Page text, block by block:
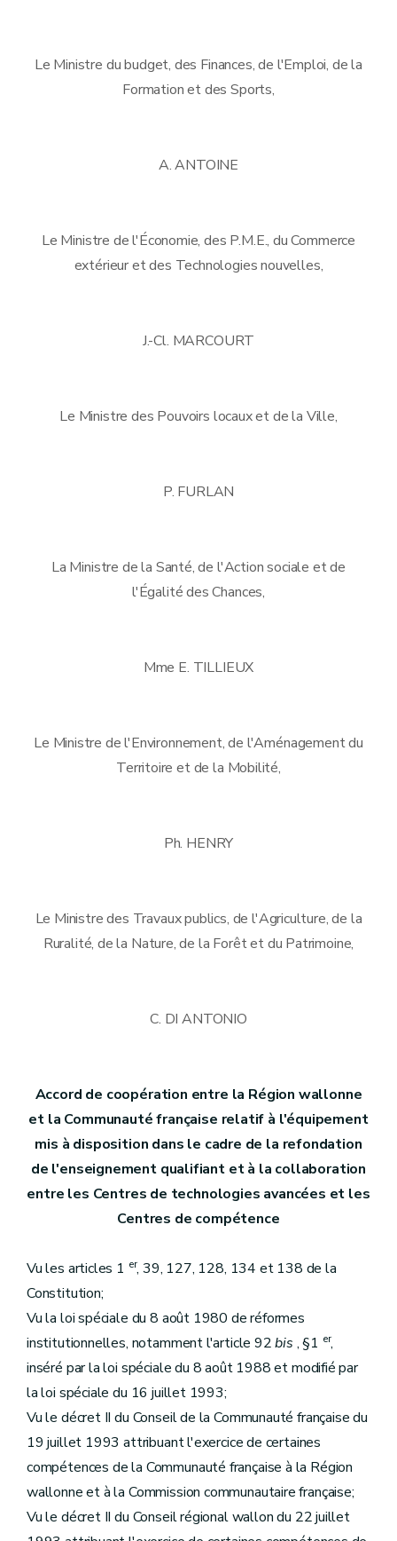
Le Ministre du budget, des Finances, de l'Emploi, de la
Formation et des Sports,
A. ANTOINE
Le Ministre de l'Économie, des P.M.E., du Commerce
extérieur et des Technologies nouvelles,
J.-Cl. MARCOURT
Le Ministre des Pouvoirs locaux et de la Ville,
P. FURLAN
La Ministre de la Santé, de l'Action sociale et de
l'Égalité des Chances,
Mme E. TILLIEUX
Le Ministre de l'Environnement, de l'Aménagement du
Territoire et de la Mobilité,
Ph. HENRY
Le Ministre des Travaux publics, de l'Agriculture, de la
Ruralité, de la Nature, de la Forêt et du Patrimoine,
C. DI ANTONIO
Accord de coopération entre la Région wallonne
et la Communauté française relatif à l'équipement
mis à disposition dans le cadre de la refondation
de l'enseignement qualifiant et à la collaboration
entre les Centres de technologies avancées et les
Centres de compétence
Vu les articles 1 er, 39, 127, 128, 134 et 138 de la
Constitution;
Vu la loi spéciale du 8 août 1980 de réformes
institutionnelles, notamment l'article 92bis , §1 er,
inséré par la loi spéciale du 8 août 1988 et modifié par
la loi spéciale du 16 juillet 1993;
Vu le décret II du Conseil de la Communauté française du
19 juillet 1993 attribuant l'exercice de certaines
compétences de la Communauté française à la Région
wallonne et à la Commission communautaire française;
Vu le décret II du Conseil régional wallon du 22 juillet